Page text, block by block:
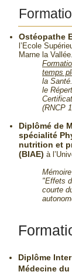
Ostéopathe
l’Ecole
Marne la Vallée.
temps
la
le
(RNCP
Diplômé de
spécialité
nutrition et
(BIAE) à
"Effets
courte
Diplôme
Médecine du